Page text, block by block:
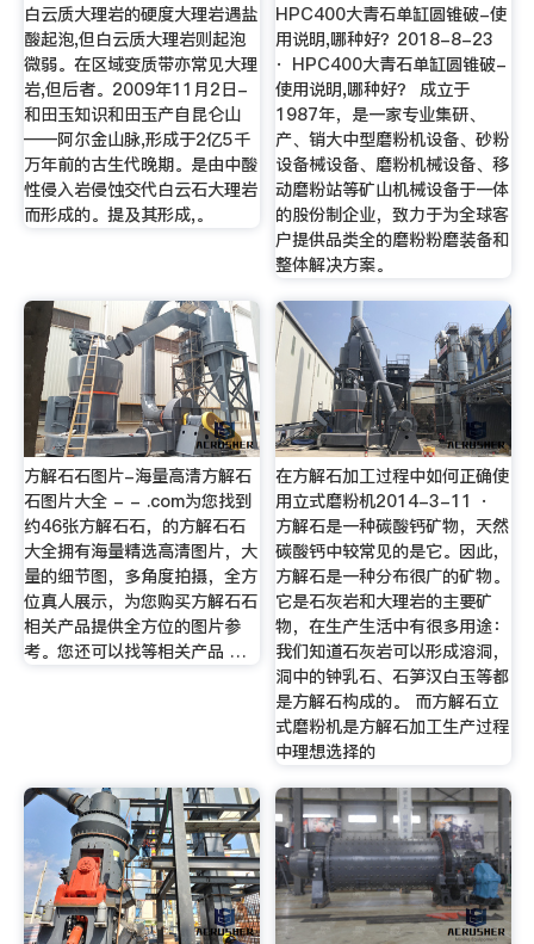
白云质大理岩的硬度大理岩遇盐
酸起泡,但白云质大理岩则起泡
微弱。在区域变质带亦常见大理
岩,但后者。2009年11月2日-
和田玉知识和田玉产自昆仑山
——阿尔金山脉,形成于2亿5千
万年前的古生代晚期。是由中酸
性侵入岩侵蚀交代白云石大理岩
而形成的。提及其形成,。
HPC400大青石单缸圆锥破-使
用说明,哪种好？2018-8-23
· HPC400大青石单缸圆锥破-
使用说明,哪种好？ 成立于
1987年，是一家专业集研、
产、销大中型磨粉机设备、砂粉
设备械设备、磨粉机械设备、移
动磨粉站等矿山机械设备于一体
的股份制企业，致力于为全球客
户提供品类全的磨粉粉磨装备和
整体解决方案。
方解石石图片-海量高清方解石
石图片大全 - - .com为您找到
约46张方解石石，的方解石石
大全拥有海量精选高清图片，大
量的细节图，多角度拍摄，全方
位真人展示，为您购买方解石石
相关产品提供全方位的图片参
考。您还可以找等相关产品 …
在方解石加工过程中如何正确使
用立式磨粉机2014-3-11 ·
方解石是一种碳酸钙矿物，天然
碳酸钙中较常见的是它。因此，
方解石是一种分布很广的矿物。
它是石灰岩和大理岩的主要矿
物，在生产生活中有很多用途：
我们知道石灰岩可以形成溶洞，
洞中的钟乳石、石笋汉白玉等都
是方解石构成的。 而方解石立
式磨粉机是方解石加工生产过程
中理想选择的